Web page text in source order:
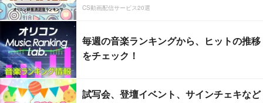
CS動画配信サービス20選
毎週の音楽ランキングから、ヒットの推移
をチェック！
試写会、登壇イベント、サインチェキなど